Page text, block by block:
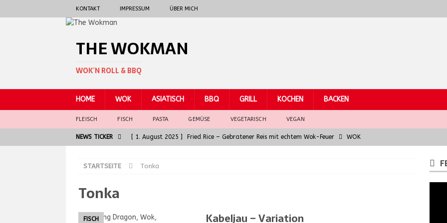
KONTAKT IMPRESSUM ÜBER MICH
THE WOKMAN
WOK´N ROLL & BBQ
HOME WOK ASIATISCH BBQ GRILL KOCHEN BACKEN
FLEISCH FISCH PASTA GEMÜSE VEGETARISCH VEGAN
NEWS TICKER [ 1. August 2025 ] Fried Rice – Gebratener Reis mit echtem Wok-Feuer WOK
[ 7. August 2025 ] Spaghetti alla chitarra al ragù di finocchio e salsiccia
STARTSEITE Tonka
Tonka
FISCH Kabeljau – Variation